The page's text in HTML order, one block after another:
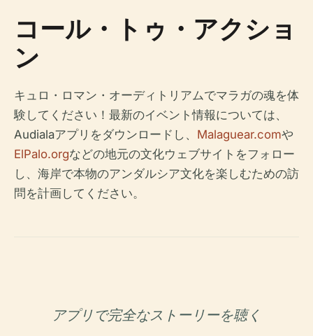
コール・トゥ・アクショ
ン
キュロ・ロマン・オーディトリアムでマラガの魂を体
験してください！最新のイベント情報については、
Audialaアプリをダウンロードし、 Malaguear.comや
ElPalo.orgなどの地元の文化ウェブサイトをフォロー
し、海岸で本物のアンダルシア文化を楽しむための訪
問を計画してください。
アプリで完全なストーリーを聴く